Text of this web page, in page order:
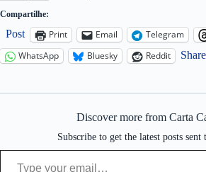
Compartilhe:
Post Print Email Telegram
WhatsApp
Bluesky Reddit
Discover more from Carta
Subscribe to get the latest posts sent
Type your email…